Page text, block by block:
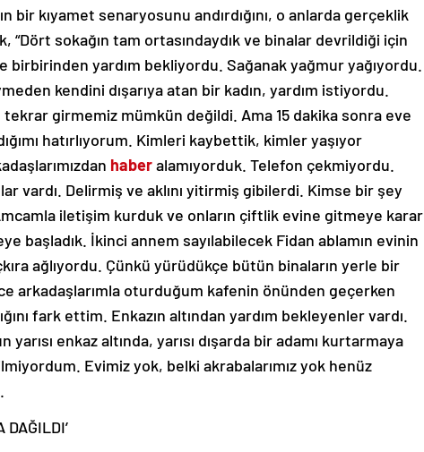
bir kıyamet senaryosunu andırdığını, o anlarda gerçeklik
sokağın tam ortasındaydık ve binalar devrildiği için
birbirinden yardım bekliyordu. Sağanak yağmur yağıyordu.
kendini dışarıya atan bir kadın, yardım istiyordu.
tekrar girmemiz mümkün değildi. Ama 15 dakika sonra eve
hatırlıyorum. Kimleri kaybettik, kimler yaşıyor
haberalamıyorduk. Telefon çekmiyordu.
vardı. Delirmiş ve aklını yitirmiş gibilerdi. Kimse bir şey
iletişim kurduk ve onların çiftlik evine gitmeye karar
başladık. İkinci annem sayılabilecek Fidan ablamın evinin
ağlıyordu. Çünkü yürüdükçe bütün binaların yerle bir
arkadaşlarımla oturduğum kafenin önünden geçerken
fark ettim. Enkazın altından yardım bekleyenler vardı.
yarısı enkaz altında, yarısı dışarda bir adamı kurtarmaya
Evimiz yok, belki akrabalarımız yok henüz
DAĞILDI’